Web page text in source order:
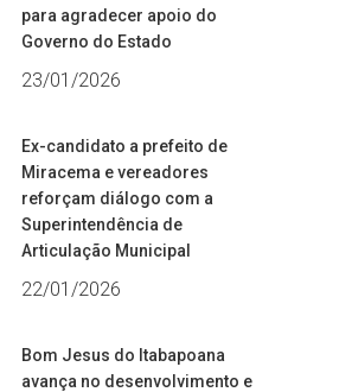
para agradecer apoio do
Governo do Estado
23/01/2026
Ex-candidato a prefeito de
Miracema e vereadores
reforçam diálogo com a
Superintendência de
Articulação Municipal
22/01/2026
Bom Jesus do Itabapoana
avança no desenvolvimento e